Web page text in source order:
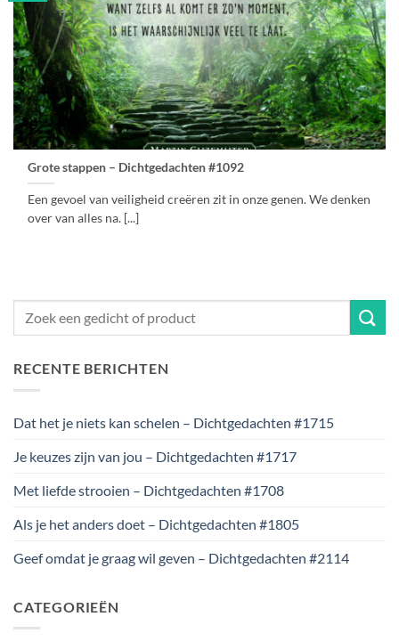
Grote stappen – Dichtgedachten #1092
Een gevoel van veiligheid creëren zit in onze genen. We denken
over van alles na. [...]
RECENTE BERICHTEN
Dat het je niets kan schelen – Dichtgedachten #1715
Je keuzes zijn van jou – Dichtgedachten #1717
Met liefde strooien – Dichtgedachten #1708
Als je het anders doet – Dichtgedachten #1805
Geef omdat je graag wil geven – Dichtgedachten #2114
CATEGORIEËN